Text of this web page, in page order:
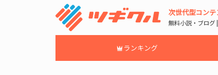
次世代型コン
無料小説・ブログ
ランキング